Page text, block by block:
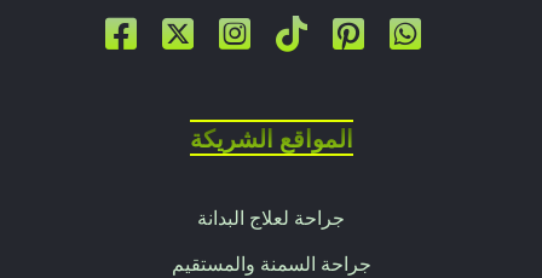
المواقع الشريكة
جراحة لعلاج البدانة
جراحة السمنة والمستقيم